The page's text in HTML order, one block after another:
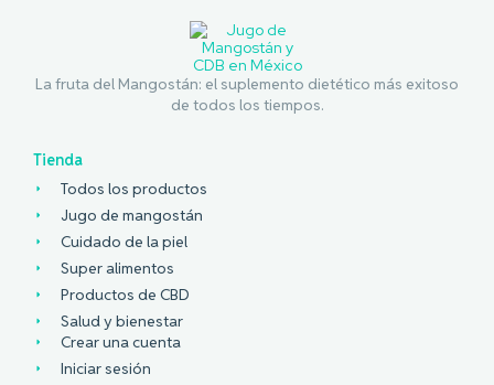
La fruta del Mangostán: el suplemento dietético más exitoso
de todos los tiempos.
Tienda
Todos los productos
Jugo de mangostán
Cuidado de la piel
Super alimentos
Productos de CBD
Salud y bienestar
Crear una cuenta
Iniciar sesión